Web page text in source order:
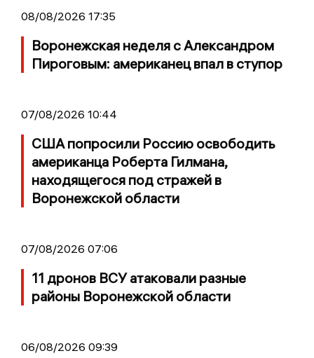
08/08/2026 17:35
Воронежская неделя с Александром
Пироговым: американец впал в ступор
07/08/2026 10:44
США попросили Россию освободить
американца Роберта Гилмана,
находящегося под стражей в
Воронежской области
07/08/2026 07:06
11 дронов ВСУ атаковали разные
районы Воронежской области
06/08/2026 09:39